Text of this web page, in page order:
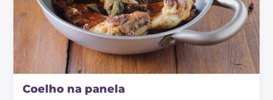
Coelho na panela